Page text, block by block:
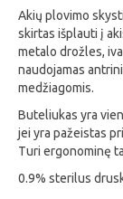
Akių plovimo
skirtas išplauti į
metalo drožles,
naudojamas
medžiagomis.
Buteliukas yra
jei yra pažeistas
Turi ergonominę
0.9% sterilus